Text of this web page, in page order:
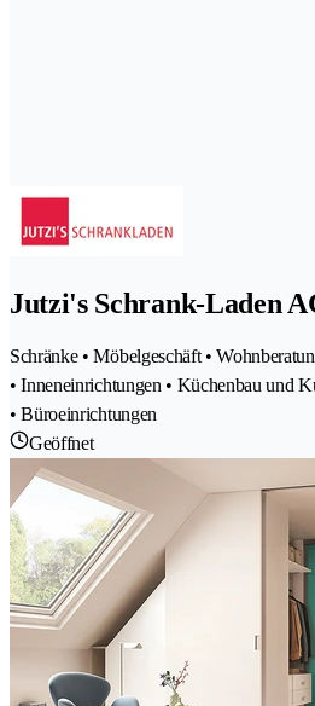
Jutzi's Schrank-Laden
Schränke • Möbelgeschäft •
• Inneneinrichtungen • Küchenbau und
• Büroeinrichtungen
Geöffnet